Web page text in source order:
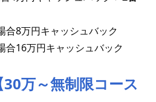
合8万円キャッシュバック
合16万円キャッシュバック
万～無制限コース